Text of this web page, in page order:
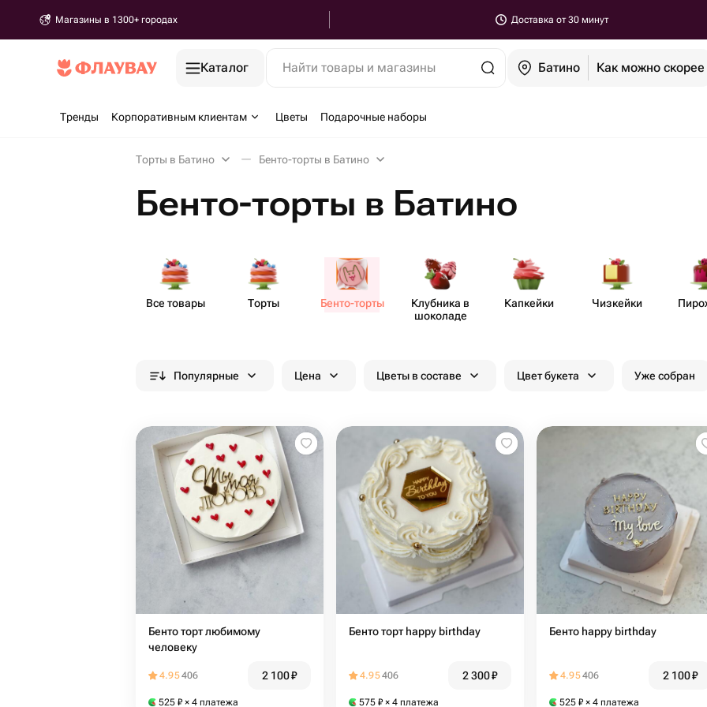
Магазины в 1300+ городах Доставка от 30 минут
Каталог Найти товары и магазины Батино Как можно скорее
Тренды Корпоративным клиентам Цветы Подарочные наборы
Торты в Батино Бенто-торты в Батино
Бенто-торты в Батино
Все товары Торты Бенто​-торты
Клубника в
шоколаде
Капкейки Чизкейки
Популярные Цена Цветы в составе Цвет букета Уже собран
Бенто торт любимому
человеку
4.95406 2 100₽
525 ₽ × 4 платежа
Бенто торт happy birthday
4.95406 2 300₽
575 ₽ × 4 платежа
Бенто happy birthday
4.95406 2 100₽
525 ₽ × 4 платежа